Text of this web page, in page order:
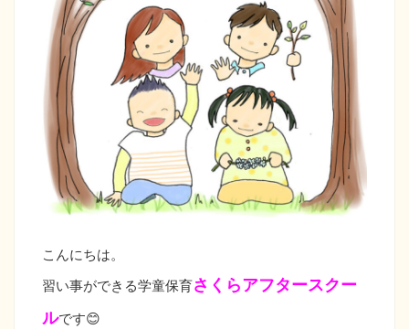
こんにちは。
習い事ができる学童保育さくらアフタースクー
ルです😊